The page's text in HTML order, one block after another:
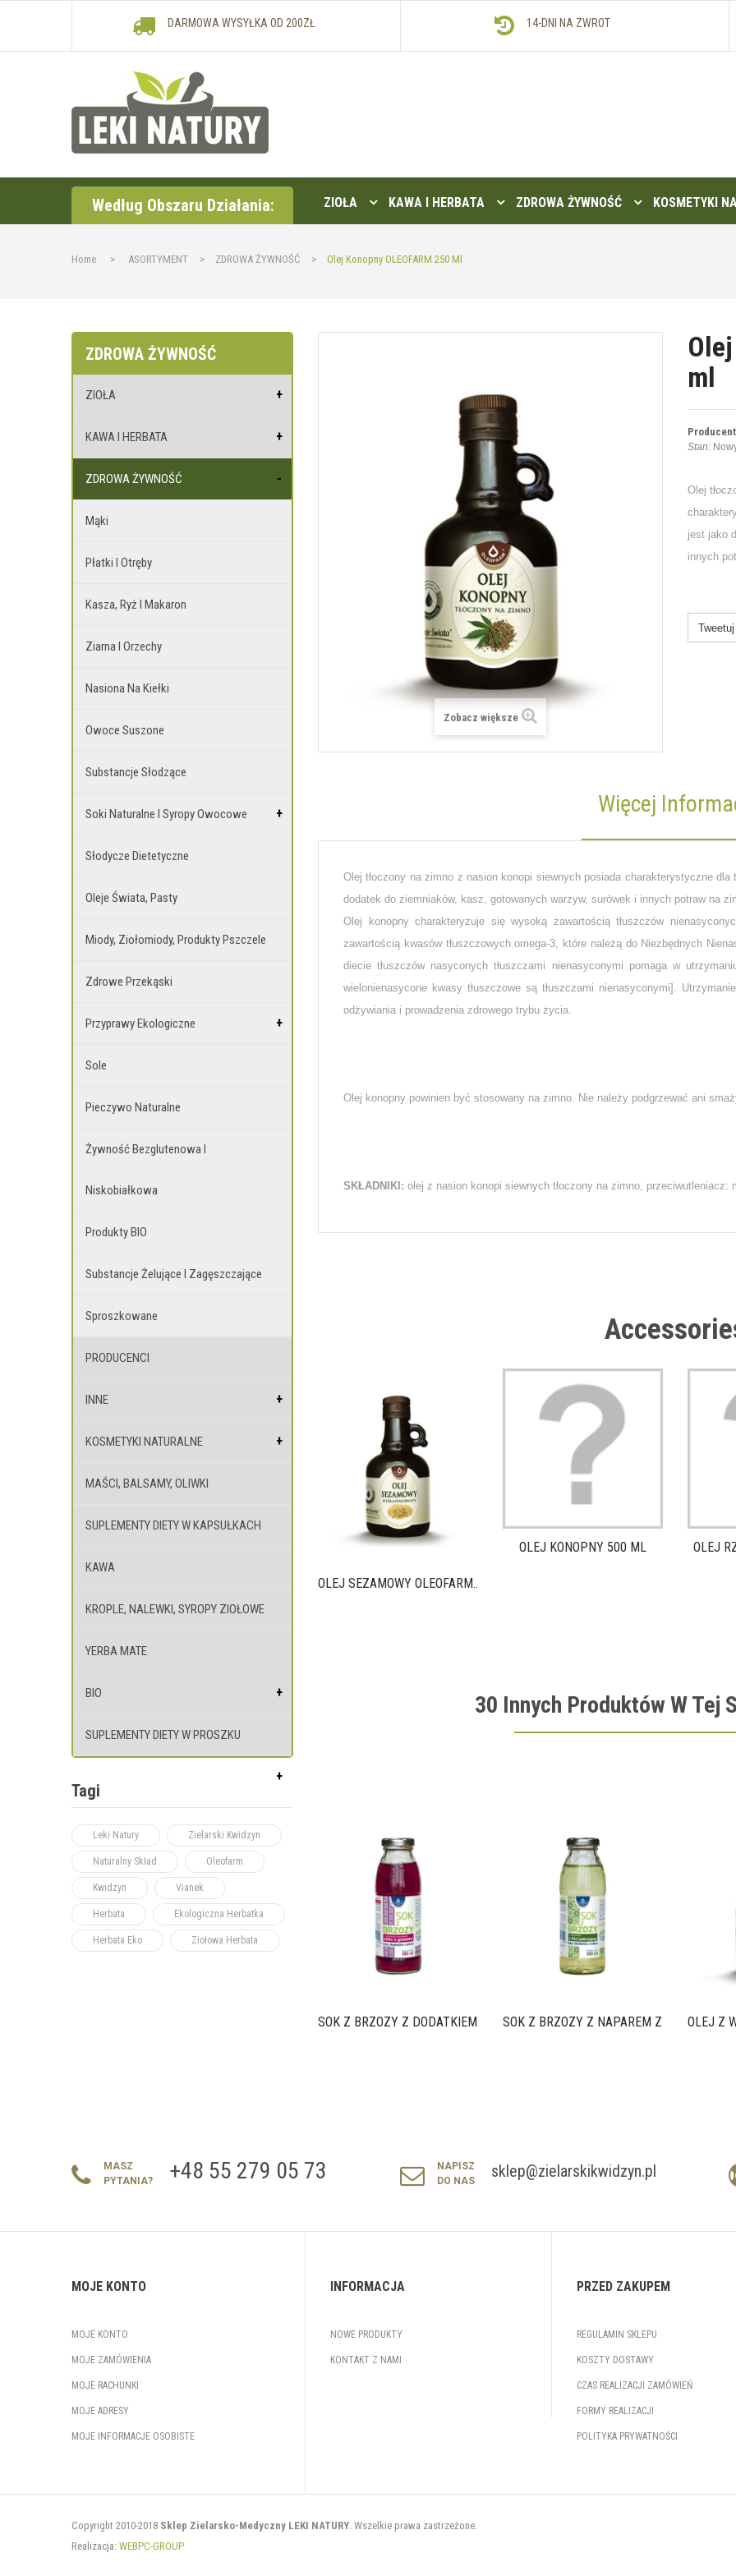
DARMOWA WYSYŁKA OD 200ZŁ 14-DNI NA ZWROT
Według Obszaru Działania: ZIOŁA KAWA I HERBATA ZDROWA ŻYWNOŚĆ KOSMETYKI
Home > ASORTYMENT > ZDROWA ŻYWNOŚĆ > Olej Konopny OLEOFARM 250 Ml
ZDROWA ŻYWNOŚĆ
ZIOŁA
KAWA I HERBATA
ZDROWA ŻYWNOŚĆ
Mąki
Płatki I Otręby
Kasza, Ryż I Makaron
Ziarna I Orzechy
Nasiona Na Kiełki
Owoce Suszone
Substancje Słodzące
Soki Naturalne I Syropy Owocowe
Słodycze Dietetyczne
Oleje Świata, Pasty
Miody, Ziołomiody, Produkty Pszczele
Zdrowe Przekąski
Przyprawy Ekologiczne
Sole
Pieczywo Naturalne
Żywność Bezglutenowa I
Niskobiałkowa
Produkty BIO
Substancje Żelujące I Zagęszczające
Sproszkowane
PRODUCENCI
INNE
KOSMETYKI NATURALNE
MAŚCI, BALSAMY, OLIWKI
SUPLEMENTY DIETY W KAPSUŁKACH
KAWA
KROPLE, NALEWKI, SYROPY ZIOŁOWE
YERBA MATE
BIO
SUPLEMENTY DIETY W PROSZKU
Tagi
Leki Natury Zielarski Kwidzyn
Naturalny Skład Oleofarm
Kwidzyn Vianek
Herbata Ekologiczna Herbatka
Herbata Eko Ziołowa Herbata
Zobacz większe
ml
Stan:
Olej
jest jako
innych
Tweetuj
Więcej
Olej tłoczony na zimno z nasion konopi siewnych posiada charakterystyczne
dodatek do ziemniaków, kasz, gotowanych warzyw, surówek i innych potraw na
Olej konopny charakteryzuje się wysoką zawartością tłuszczów
zawartością kwasów tłuszczowych omega-3, które należą do Niezbędnych
diecie tłuszczów nasyconych tłuszczami nienasyconymi pomaga w
wielonienasycone kwasy tłuszczowe są tłuszczami nienasyconymi].
odżywiania i prowadzenia zdrowego trybu życia.
Olej konopny powinien być stosowany na zimno. Nie należy podgrzewać ani
SKŁADNIKI: olej z nasion konopi siewnych tłoczony na zimno, przeciwutleniacz:
OLEJ SEZAMOWY OLEOFARM...
OLEJ KONOPNY 500 ML OLEJ
30 Innych Produktów W Tej
SOK Z BRZOZY Z DODATKIEM... SOK Z BRZOZY Z NAPAREM Z LIŚCI...OLEJ Z
MASZ
PYTANIA?
+48 55 279 05 73
NAPISZ
DO NAS
sklep@zielarskikwidzyn.pl
MOJE KONTO
MOJE KONTO
MOJE ZAMÓWIENIA
MOJE RACHUNKI
MOJE ADRESY
MOJE INFORMACJE OSOBISTE
INFORMACJA
NOWE PRODUKTY
KONTAKT Z NAMI
PRZED ZAKUPEM
REGULAMIN SKLEPU
KOSZTY DOSTAWY
CZAS REALIZACJI ZAMÓWIEŃ
FORMY REALIZACJI
POLITYKA PRYWATNOŚCI
Copyright 2010-2018 Sklep Zielarsko-Medyczny LEKI NATURY . Wszelkie prawa zastrzeżone.
Realizacja: WEBPC-GROUP